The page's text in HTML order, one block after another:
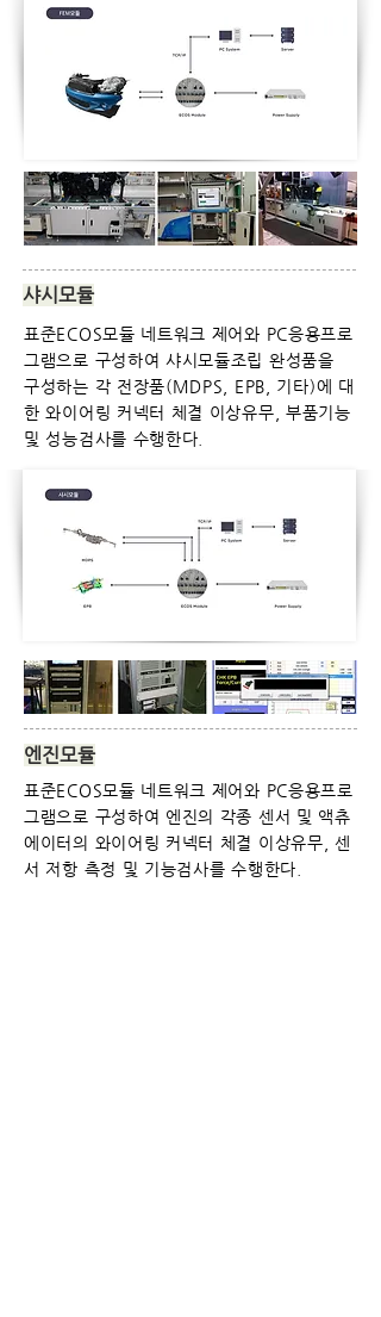
샤시모듈
표준ECOS모듈 네트워크 제어와 PC응용프로
그램으로 구성하여 샤시모듈조립 완성품을
구성하는 각 전장품(MDPS, EPB, 기타)에 대
한 와이어링 커넥터 체결 이상유무, 부품기능
및 성능검사를 수행한다.
표준ECOS모듈 네트워크 제어와 PC응용프로
그램으로 구성하여 엔진의 각종 센서 및 액츄
에이터의 와이어링 커넥터 체결 이상유무, 센
서 저항 측정 및 기능검사를 수행한다.
엔진모듈